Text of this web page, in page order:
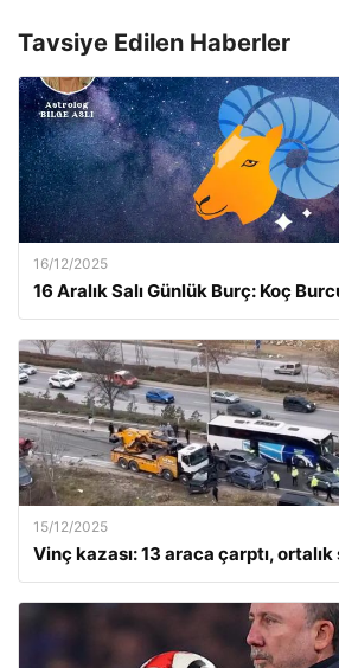
Tavsiye Edilen Haberler
16/12/2025
16 Aralık Salı Günlük Burç: Koç
15/12/2025
Vinç kazası: 13 araca çarptı,